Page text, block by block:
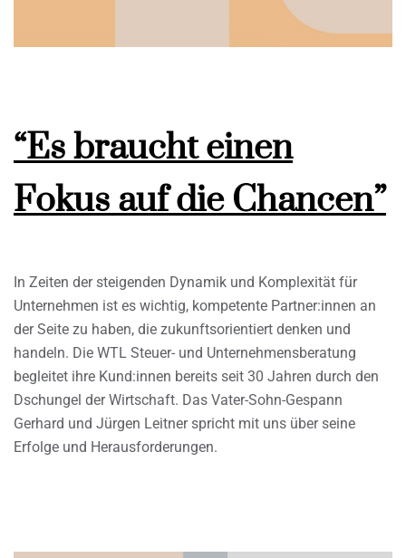
“Es braucht einen
Fokus auf die Chancen”
In Zeiten der steigenden Dynamik und Komplexität für
Unternehmen ist es wichtig, kompetente Partner:innen an
der Seite zu haben, die zukunftsorientiert denken und
handeln. Die WTL Steuer- und Unternehmensberatung
begleitet ihre Kund:innen bereits seit 30 Jahren durch den
Dschungel der Wirtschaft. Das Vater-Sohn-Gespann
Gerhard und Jürgen Leitner spricht mit uns über seine
Erfolge und Herausforderungen.